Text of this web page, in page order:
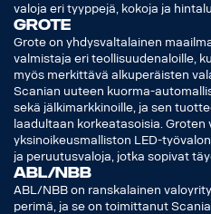
valoja eri tyyppejä, kokoja ja
Grote
Grote on yhdysvaltalainen
valmistaja eri teollisuudenaloille,
myös merkittävä alkuperäisten
Scanian uuteen kuorma-
sekä jälkimarkkinoille, ja sen
laadultaan korkeatasoisia. Groten
yksinoikeusmalliston LED-
ja peruutusvaloja, jotka sopivat
ABL/NBB
ABL/NBB on ranskalainen
perimä, ja se on toimittanut